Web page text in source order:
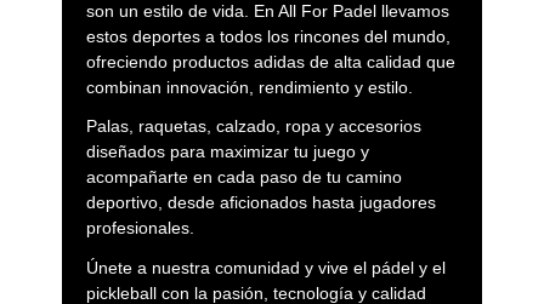
son un estilo de vida. En All For Padel llevamos
estos deportes a todos los rincones del mundo,
ofreciendo productos adidas de alta calidad que
combinan innovación, rendimiento y estilo.
Palas, raquetas, calzado, ropa y accesorios
diseñados para maximizar tu juego y
acompañarte en cada paso de tu camino
deportivo, desde aficionados hasta jugadores
profesionales.
Únete a nuestra comunidad y vive el pádel y el
pickleball con la pasión, tecnología y calidad